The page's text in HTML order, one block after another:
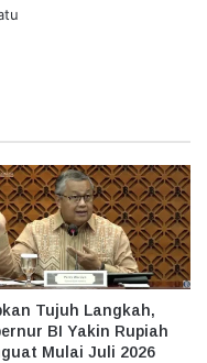
Tujuh Langkah,
BI Yakin Rupiah
Mulai Juli 2026